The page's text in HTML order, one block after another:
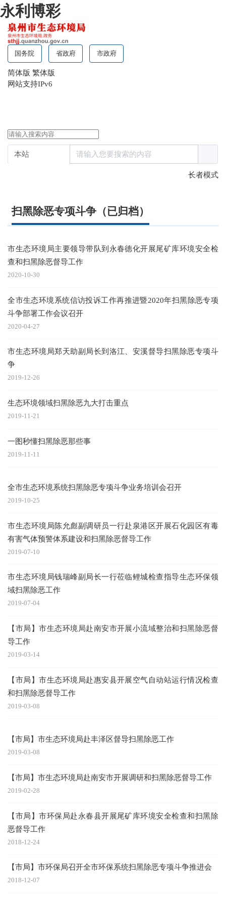
永利博彩
国务院 省政府 市政府
简体版 繁体版
网站支持IPv6
长者模式
扫黑除恶专项斗争（已归档）
市生态环境局主要领导带队到永春德化开展尾矿库环境安全检
查和扫黑除恶督导工作
2020-10-30
全市生态环境系统信访投诉工作再推进暨2020年扫黑除恶专项
斗争部署工作会议召开
2020-04-27
市生态环境局郑天助副局长到洛江、安溪督导扫黑除恶专项斗
争
2019-12-26
生态环境领域扫黑除恶九大打击重点
2019-11-21
一图秒懂扫黑除恶那些事
2019-11-11
全市生态环境系统扫黑除恶专项斗争业务培训会召开
2019-10-25
市生态环境局陈允彪副调研员一行赴泉港区开展石化园区有毒
有害气体预警体系建设和扫黑除恶督导工作
2019-07-10
市生态环境局钱瑞峰副局长一行莅临鲤城检查指导生态环保领
域扫黑除恶工作
2019-07-04
【市局】市生态环境局赴南安市开展小流域整治和扫黑除恶督
导工作
2019-03-14
【市局】市生态环境局赴惠安县开展空气自动站运行情况检查
和扫黑除恶督导工作
2019-03-08
【市局】市生态环境局赴丰泽区督导扫黑除恶工作
2019-03-08
【市局】市生态环境局赴南安市开展调研和扫黑除恶督导工作
2019-02-28
【市局】市环保局赴永春县开展尾矿库环境安全检查和扫黑除
恶督导工作
2018-12-24
【市局】市环保局召开全市环保系统扫黑除恶专项斗争推进会
2018-12-07